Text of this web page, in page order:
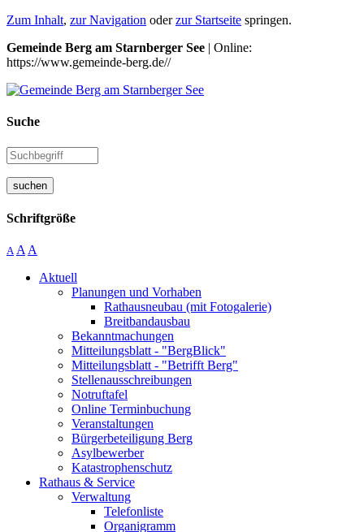
Zum Inhalt, zur Navigation oderzur Startseite springen.
Gemeinde Berg am Starnberger See | Online:
https://www.gemeinde-berg.de//
Suche
suchen
Schriftgröße
A A A
Aktuell
Planungen und Vorhaben
Rathausneubau (mit Fotogalerie)
Breitbandausbau
Bekanntmachungen
Mitteilungsblatt - "BergBlick"
Mitteilungsblatt - "Betrifft Berg"
Stellenausschreibungen
Notruftafel
Online Terminbuchung
Veranstaltungen
Bürgerbeteiligung Berg
Asylbewerber
Katastrophenschutz
Rathaus & Service
Verwaltung
Telefonliste
Organigramm